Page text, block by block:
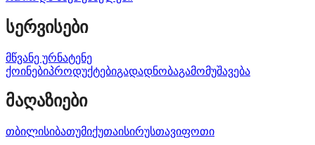
სერვისები
მწვანე ურნატენე
ქოინებიპროდუქტებიგადადნობაგამომუშავება
მაღაზიები
თბილისიბათუმიქუთაისირუსთავიფოთი